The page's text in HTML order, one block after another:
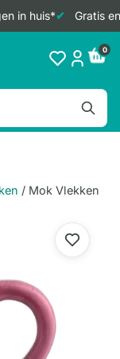
in huis* Gratis
0
/ Mok Vlekken